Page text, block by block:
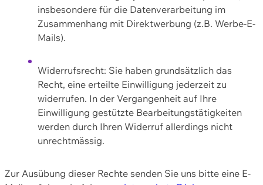
insbesondere für die Datenverarbeitung im
Zusammenhang mit Direktwerbung (z.B. Werbe-E-
Mails).
Widerrufsrecht: Sie haben grundsätzlich das
Recht, eine erteilte Einwilligung jederzeit zu
widerrufen. In der Vergangenheit auf Ihre
Einwilligung gestützte Bearbeitungstätigkeiten
werden durch Ihren Widerruf allerdings nicht
unrechtmässig.
Zur Ausübung dieser Rechte senden Sie uns bitte eine E-